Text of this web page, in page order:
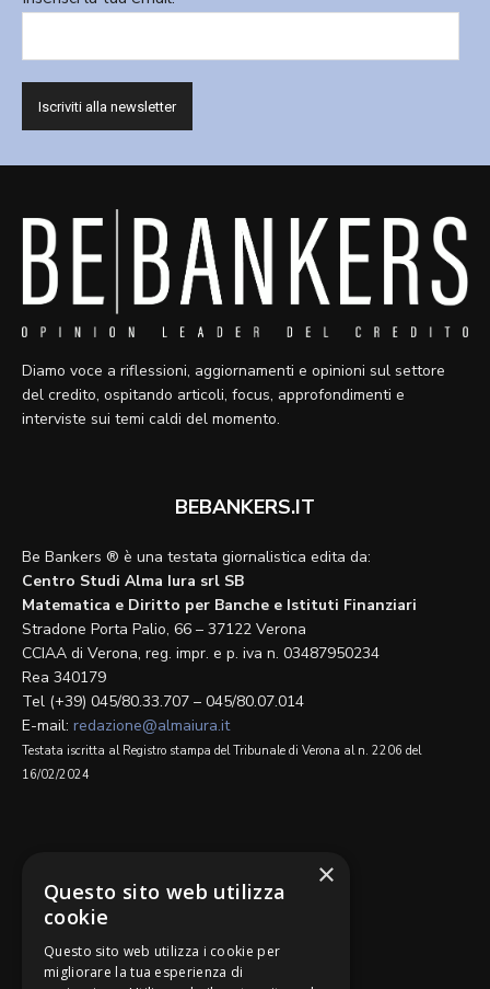
Diamo voce a riflessioni, aggiornamenti e opinioni sul settore
del credito, ospitando articoli, focus, approfondimenti e
interviste sui temi caldi del momento.
BEBANKERS.IT
Be Bankers ® è una testata giornalistica edita da:
Centro Studi Alma Iura srl SB
Matematica e Diritto per Banche e Istituti Finanziari
Stradone Porta Palio, 66 – 37122 Verona
CCIAA di Verona, reg. impr. e p. iva n. 03487950234
Rea 340179
Tel (+39) 045/80.33.707 – 045/80.07.014
E-mail: redazione@almaiura.it
Testata iscritta al Registro stampa del Tribunale di Verona al n. 2206 del
16/02/2024
×
Questo sito web utilizza
cookie
Questo sito web utilizza i cookie per
migliorare la tua esperienza di